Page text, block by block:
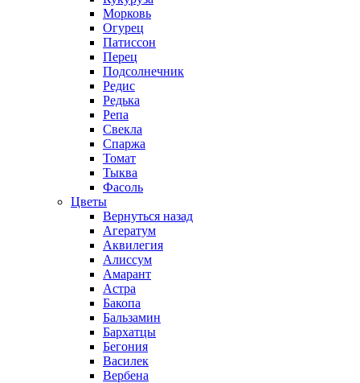
Морковь
Огурец
Патиссон
Перец
Подсолнечник
Редис
Редька
Репа
Свекла
Спаржа
Томат
Тыква
Фасоль
Цветы
Вернуться назад
Агератум
Аквилегия
Алиссум
Амарант
Астра
Бакопа
Бальзамин
Бархатцы
Бегония
Василек
Вербена